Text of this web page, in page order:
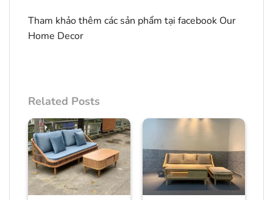
Tham khảo thêm các sản phẩm tại facebook Our
Home Decor
Related Posts